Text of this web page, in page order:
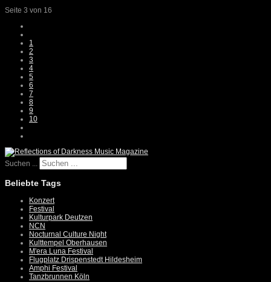
Seite 3 von 16
1
2
3
4
5
6
7
8
9
10
Suchen ...
Beliebte Tags
Konzert
Festival
Kulturpark Deutzen
NCN
Nocturnal Culture Night
Kulttempel Oberhausen
M'era Luna Festival
Flugplatz Drispenstedt Hildesheim
Amphi Festival
Tanzbrunnen Köln